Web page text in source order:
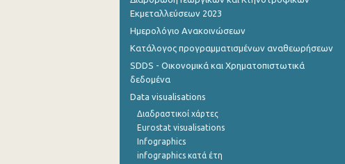
Οκτωβρίου 2022
Σεπτεμβρίου 2022
Ιουλίου 2022
Ιουνίου 2022
Μαΐου 2022
Απριλίου 2022
Εκμεταλλεύσεων 2023
Ημερολόγιο Ανακοινώσεων
Κατάλογος προγραμματισμένων αναθεωρήσεων
SDDS - Οικονομικά και Χρηματοπιστωτικά
δεδομένα
Data visualisations
Διαδραστικοί χάρτες
Eurostat visualisations
Infographics
infographics κατά έτη